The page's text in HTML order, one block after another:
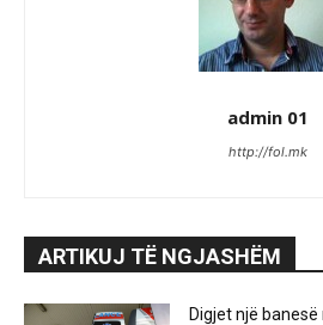
admin 01
http://fol.mk
ARTIKUJ TË NGJASHËM
Digjet një banesë